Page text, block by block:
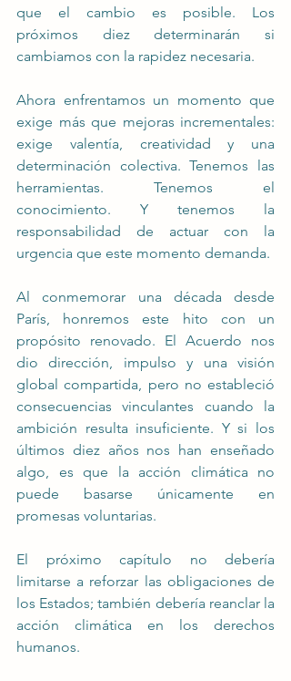
que el cambio es posible. Los
próximos diez determinarán si
cambiamos con la rapidez necesaria.
Ahora enfrentamos un momento que
exige más que mejoras incrementales:
exige valentía, creatividad y una
determinación colectiva. Tenemos las
herramientas. Tenemos el
conocimiento. Y tenemos la
responsabilidad de actuar con la
urgencia que este momento demanda.
Al conmemorar una década desde
París, honremos este hito con un
propósito renovado. El Acuerdo nos
dio dirección, impulso y una visión
global compartida, pero no estableció
consecuencias vinculantes cuando la
ambición resulta insuficiente. Y si los
últimos diez años nos han enseñado
algo, es que la acción climática no
puede basarse únicamente en
promesas voluntarias.
El próximo capítulo no debería
limitarse a reforzar las obligaciones de
los Estados; también debería reanclar la
acción climática en los derechos
humanos.